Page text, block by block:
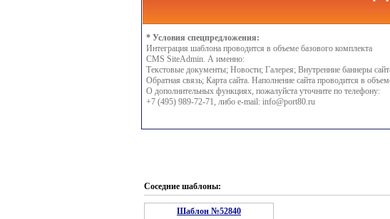
* Условия спецпредложения:
Интеграция шаблона проводится в объеме базового комплекта
CMS SiteAdmin. А именно:
Текстовые документы; Новости; Галерея; Внутренние баннеры
Обратная связь; Карта сайта. Наполнение сайта проводится в
О дополнительных функциях, пожалуйста уточните по телефону:
+7 (495) 989-72-71, либо e-mail: info@port80.ru
Соседние шаблоны:
Шаблон №52840